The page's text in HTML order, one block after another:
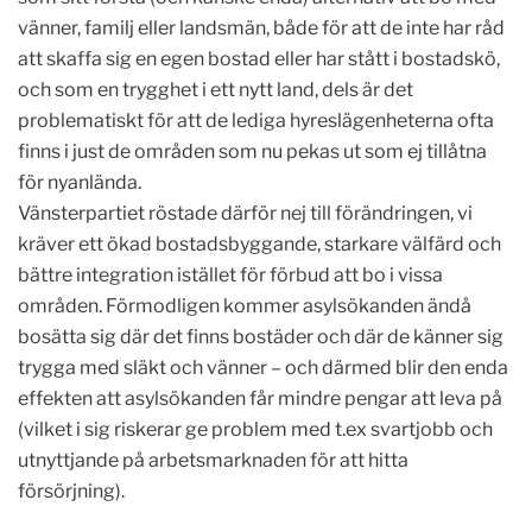
vänner, familj eller landsmän, både för att de inte har råd
att skaffa sig en egen bostad eller har stått i bostadskö,
och som en trygghet i ett nytt land, dels är det
problematiskt för att de lediga hyreslägenheterna ofta
finns i just de områden som nu pekas ut som ej tillåtna
för nyanlända.
Vänsterpartiet röstade därför nej till förändringen, vi
kräver ett ökad bostadsbyggande, starkare välfärd och
bättre integration istället för förbud att bo i vissa
områden. Förmodligen kommer asylsökanden ändå
bosätta sig där det finns bostäder och där de känner sig
trygga med släkt och vänner – och därmed blir den enda
effekten att asylsökanden får mindre pengar att leva på
(vilket i sig riskerar ge problem med t.ex svartjobb och
utnyttjande på arbetsmarknaden för att hitta
försörjning).